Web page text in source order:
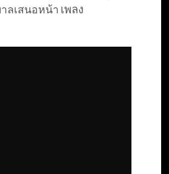
ลเสนอหน้า เพลง